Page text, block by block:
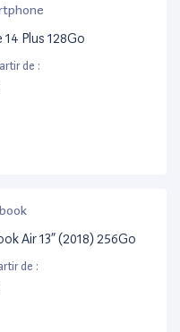
Plus 128Go
de :
Air 13” (2018) 256Go
de :